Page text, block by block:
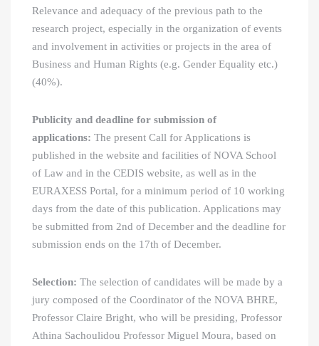
Relevance and adequacy of the previous path to the
research project, especially in the organization of events
and involvement in activities or projects in the area of ​​
Business and Human Rights (e.g. Gender Equality etc.)
(40%).
Publicity and deadline for submission of
applications: The present Call for Applications is
published in the website and facilities of NOVA School
of Law and in the CEDIS website, as well as in the
EURAXESS Portal, for a minimum period of 10 working
days from the date of this publication. Applications may
be submitted from 2nd of December and the deadline for
submission ends on the 17th of December.
Selection: The selection of candidates will be made by a
jury composed of the Coordinator of the NOVA BHRE,
Professor Claire Bright, who will be presiding, Professor
Athina Sachoulidou Professor Miguel Moura, based on